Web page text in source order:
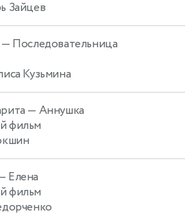
Зайцев
— Последовательница
Кузьмина
— Аннушка
фильм
Елена
фильм